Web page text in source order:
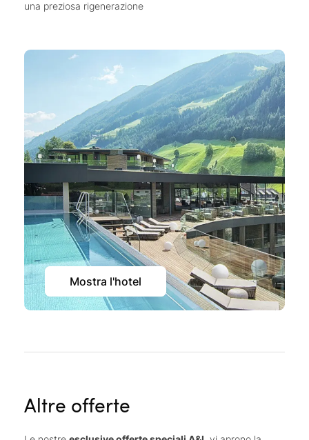
una preziosa rigenerazione
Mostra l'hotel
Altre offerte